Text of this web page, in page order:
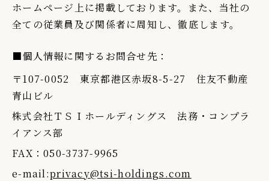
ホームページ上に掲載しております。また、当社の
全ての従業員及び関係者に周知し、徹底します。
■個人情報に関するお問合せ先：
〒107-0052 東京都港区赤坂8-5-27 住友不動産
青山ビル
株式会社ＴＳＩホールディングス 法務・コンプラ
イアンス部
FAX：050-3737-9965
e-mail:privacy@tsi-holdings.com